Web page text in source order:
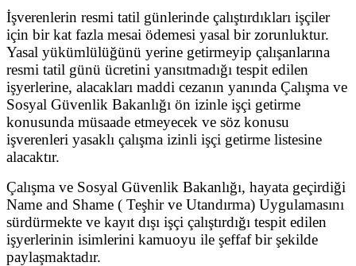
İşverenlerin resmi tatil günlerinde çalıştırdıkları işçiler
için bir kat fazla mesai ödemesi yasal bir zorunluktur.
Yasal yükümlülüğünü yerine getirmeyip çalışanlarına
resmi tatil günü ücretini yansıtmadığı tespit edilen
işyerlerine, alacakları maddi cezanın yanında Çalışma ve
Sosyal Güvenlik Bakanlığı ön izinle işçi getirme
konusunda müsaade etmeyecek ve söz konusu
işverenleri yasaklı çalışma izinli işçi getirme listesine
alacaktır.
Çalışma ve Sosyal Güvenlik Bakanlığı, hayata geçirdiği
Name and Shame ( Teşhir ve Utandırma) Uygulamasını
sürdürmekte ve kayıt dışı işçi çalıştırdığı tespit edilen
işyerlerinin isimlerini kamuoyu ile şeffaf bir şekilde
paylaşmaktadır.